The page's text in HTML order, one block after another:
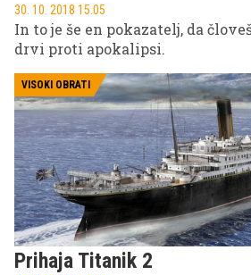
30. 10. 2018 15.05
In to je še en pokazatelj, da
drvi proti apokalipsi.
VISOKI OBRATI
Prihaja Titanik 2